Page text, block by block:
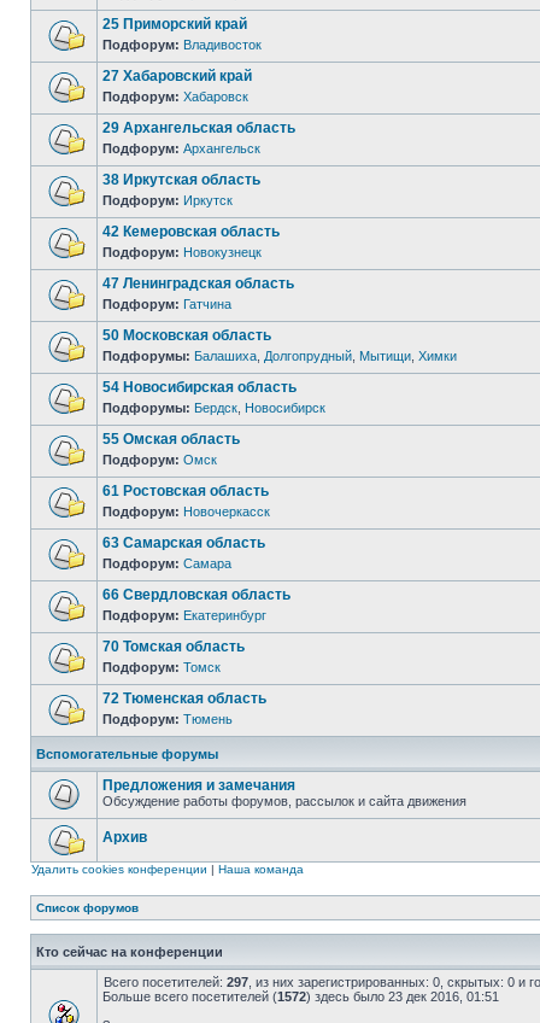
25 Приморский край
Подфорум: Владивосток
27 Хабаровский край
Подфорум: Хабаровск
29 Архангельская область
Подфорум: Архангельск
38 Иркутская область
Подфорум: Иркутск
42 Кемеровская область
Подфорум: Новокузнецк
47 Ленинградская область
Подфорум: Гатчина
50 Московская область
Подфорумы: Балашиха Долгопрудный Мытищи Химки
54 Новосибирская область
Подфорумы: Бердск Новосибирск
55 Омская область
Подфорум: Омск
61 Ростовская область
Подфорум: Новочеркасск
63 Самарская область
Подфорум: Самара
66 Свердловская область
Подфорум: Екатеринбург
70 Томская область
Подфорум: Томск
72 Тюменская область
Подфорум: Тюмень
Вспомогательные форумы
Предложения и замечания
Обсуждение работы форумов, рассылок и сайта движения
Архив
Удалить cookies конференции | Наша команда
Список форумов
Кто сейчас на конференции
Всего посетителей: 297 , из них зарегистрированных: 0, скрытых: 0 и
Больше всего посетителей (1572) здесь было 23 дек 2016, 01:51